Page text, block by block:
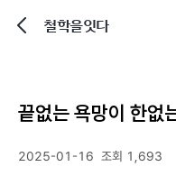
철학을잇다
끝없는 욕망이 한없
2025-01-16 조회 1,693